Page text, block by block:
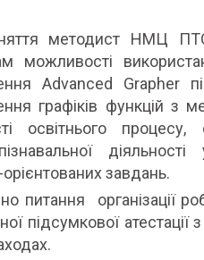
методист НМЦ
можливості
Advanced Grapher
графіків функцій з
освітнього
пізнавальної
завдань.
питання організації
підсумкової